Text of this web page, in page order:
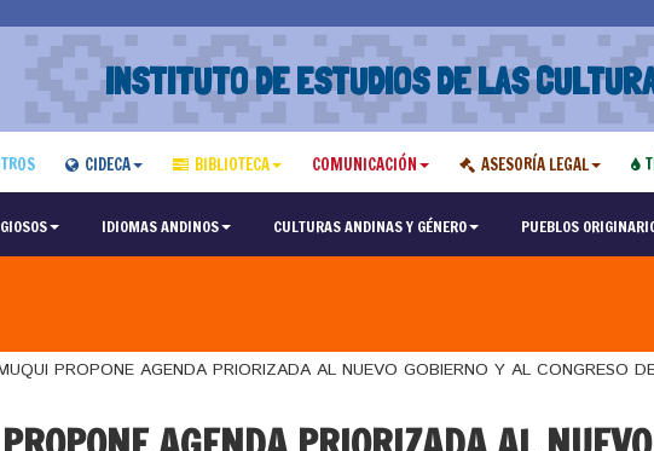
INSTITUTO DE ESTUDIOS DE LAS
CIDECA BIBLIOTECA COMUNICACIÓN ASESORÍA LEGAL
IDIOMAS ANDINOS CULTURAS ANDINAS Y GÉNERO PUEBLOS
PROPONE AGENDA PRIORIZADA AL NUEVO GOBIERNO Y AL CONGRESO